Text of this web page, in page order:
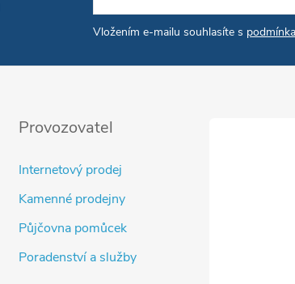
Vložením e-mailu souhlasíte s
Provozovatel
Internetový prodej
Kamenné prodejny
Půjčovna pomůcek
Poradenství a služby